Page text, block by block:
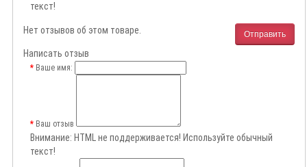
текст!
Отправить
Нет отзывов об этом товаре.
Написать отзыв
Ваше имя:
Ваш отзыв
Внимание: HTML не поддерживается! Используйте обычный
текст!